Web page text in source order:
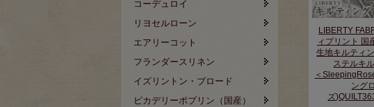
コーデュロイ
リヨセルローン
エアリーコット
フランダースリネン
イズリントン・ブロード
ピカデリーポプリン（国産）
LIBERTY
ィプリント 国
生地キルティ
ステルキ
＜
ング
ズ